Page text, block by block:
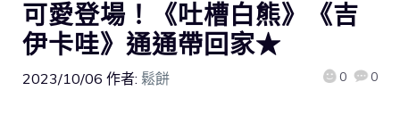
可愛登場！《吐槽白熊》《吉
伊卡哇》通通帶回家★
2023/10/06 作者: 鬆餅 0 0